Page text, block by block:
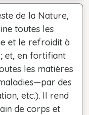
de la Nature,
toutes les
et le refroidit à
et, en fortifiant
les matières
des
etc.). Il rend
de corps et